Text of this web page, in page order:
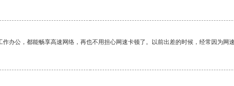
办公，都能畅享高速网络，再也不用担心网速卡顿了。以前出差的时候，经常因为网